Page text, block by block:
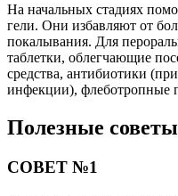
На начальных стадиях
гели. Они избавляют от
покалывания. Для
таблетки, облегчающие
средства, антибиотики
инфекции), флеботропные
Полезные советы
СОВЕТ №1